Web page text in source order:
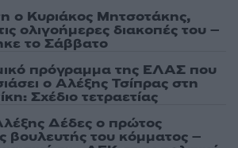
ο Κυριάκος Μητσοτάκης,
ολιγοήμερες διακοπές του –
το Σάββατο
πρόγραμμα της ΕΛΑΣ που
ο Αλέξης Τσίπρας στη
Σχέδιο τετραετίας
Δέδες ο πρώτος
βουλευτής του κόμματος –